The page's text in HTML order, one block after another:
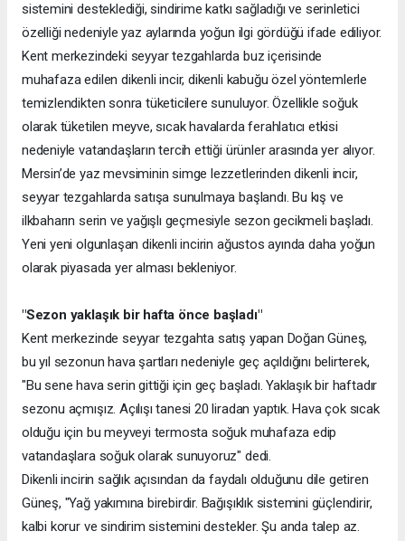
sistemini desteklediği, sindirime katkı sağladığı ve serinletici
özelliği nedeniyle yaz aylarında yoğun ilgi gördüğü ifade ediliyor.
Kent merkezindeki seyyar tezgahlarda buz içerisinde
muhafaza edilen dikenli incir, dikenli kabuğu özel yöntemlerle
temizlendikten sonra tüketicilere sunuluyor. Özellikle soğuk
olarak tüketilen meyve, sıcak havalarda ferahlatıcı etkisi
nedeniyle vatandaşların tercih ettiği ürünler arasında yer alıyor.
Mersin’de yaz mevsiminin simge lezzetlerinden dikenli incir,
seyyar tezgahlarda satışa sunulmaya başlandı. Bu kış ve
ilkbaharın serin ve yağışlı geçmesiyle sezon gecikmeli başladı.
Yeni yeni olgunlaşan dikenli incirin ağustos ayında daha yoğun
olarak piyasada yer alması bekleniyor.
"Sezon yaklaşık bir hafta önce başladı"
Kent merkezinde seyyar tezgahta satış yapan Doğan Güneş,
bu yıl sezonun hava şartları nedeniyle geç açıldığını belirterek,
"Bu sene hava serin gittiği için geç başladı. Yaklaşık bir haftadır
sezonu açmışız. Açılışı tanesi 20 liradan yaptık. Hava çok sıcak
olduğu için bu meyveyi termosta soğuk muhafaza edip
vatandaşlara soğuk olarak sunuyoruz" dedi.
Dikenli incirin sağlık açısından da faydalı olduğunu dile getiren
Güneş, "Yağ yakımına birebirdir. Bağışıklık sistemini güçlendirir,
kalbi korur ve sindirim sistemini destekler. Şu anda talep az.